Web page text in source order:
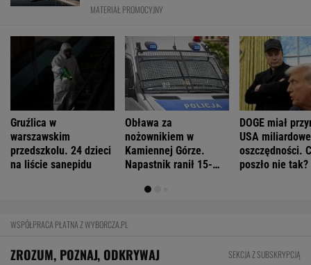
MATERIAŁ PROMOCYJNY
Gruźlica w
warszawskim
przedszkolu. 24 dzieci
na liście sanepidu
Obława za
nożownikiem w
Kamiennej Górze.
Napastnik ranił 15-
DOGE miał
USA miliardowe
oszczędności.
poszło nie tak?
WSPÓŁPRACA PŁATNA Z WYBORCZA.PL
ZROZUM, POZNAJ, ODKRYWAJ SEKCJA Z SUBSKRYPCJĄ